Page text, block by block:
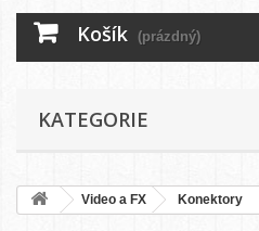
Košík (prázdný)
KATEGORIE
Video a FX Konektory